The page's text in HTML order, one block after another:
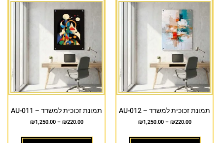
תמונת זכוכית למשרד – AU-012
₪220.00
–
₪1,250.00
תמונת זכוכית למשרד – AU-011
₪220.00
–
₪1,250.00